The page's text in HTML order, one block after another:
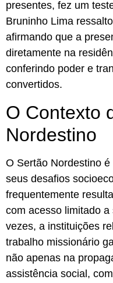
presentes, fez um
Bruninho Lima
afirmando que a
diretamente na
conferindo poder e
convertidos.
O Contexto
Nordestino
O Sertão Nordestino
seus desafios
frequentemente
com acesso limitado
vezes, a instituições
trabalho missionário
não apenas na
assistência social,